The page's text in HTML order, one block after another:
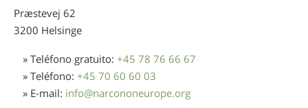
Præstevej 62
3200 Helsinge
» Teléfono gratuito: +45 78 76 66 67
» Teléfono: +45 70 60 60 03
» E-mail: info@narcononeurope.org